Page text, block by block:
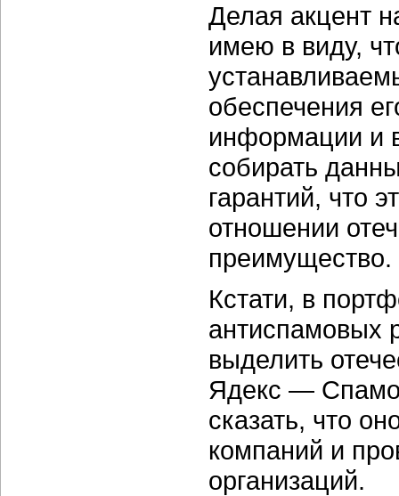
Делая акцент
имею в виду,
обеспечения
информации и
собирать
гарантий, что
отношении
преимущество.
Кстати, в
антиспамовых
выделить
Ядекс —
сказать, что
компаний и
организаций.